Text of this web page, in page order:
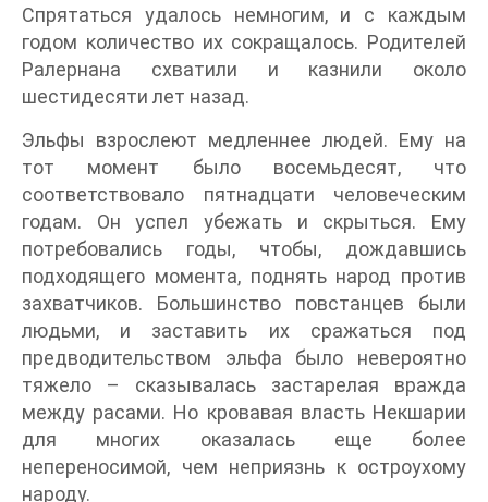
Спрятаться удалось немногим, и с каждым
годом количество их сокращалось. Родителей
Ралернана схватили и казнили около
шестидесяти лет назад.
Эльфы взрослеют медленнее людей. Ему на
тот момент было восемьдесят, что
соответствовало пятнадцати человеческим
годам. Он успел убежать и скрыться. Ему
потребовались годы, чтобы, дождавшись
подходящего момента, поднять народ против
захватчиков. Большинство повстанцев были
людьми, и заставить их сражаться под
предводительством эльфа было невероятно
тяжело – сказывалась застарелая вражда
между расами. Но кровавая власть Некшарии
для многих оказалась еще более
непереносимой, чем неприязнь к остроухому
народу.